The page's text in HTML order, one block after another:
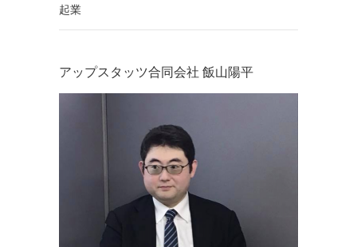
起業
アップスタッツ合同会社 飯山陽平